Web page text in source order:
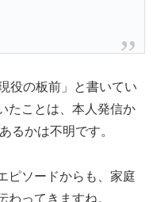
役の板前」と書いてい
たことは、本人発信か
るかは不明です。
ピソードからも、家庭
ってきますね。